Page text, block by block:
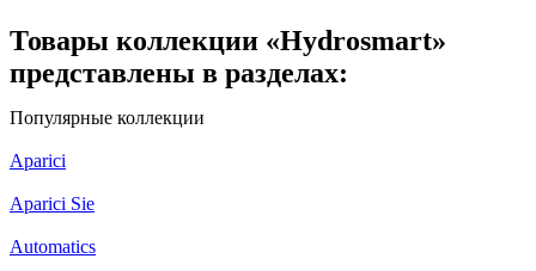
Товары коллекции «Hydrosmart»
представлены в разделах:
Популярные коллекции
Aparici
Aparici Sie
Automatics